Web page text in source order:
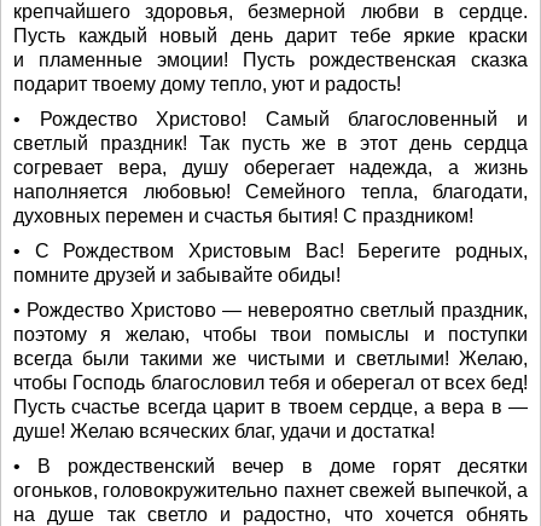
крепчайшего здоровья, безмерной любви в сердце.
Пусть каждый новый день дарит тебе яркие краски
и пламенные эмоции! Пусть рождественская сказка
подарит твоему дому тепло, уют и радость!
• Рождество Христово! Самый благословенный и
светлый праздник! Так пусть же в этот день сердца
согревает вера, душу оберегает надежда, а жизнь
наполняется любовью! Семейного тепла, благодати,
духовных перемен и счастья бытия! С праздником!
• С Рождеством Христовым Вас! Берегите родных,
помните друзей и забывайте обиды!
• Рождество Христово — невероятно светлый праздник,
поэтому я желаю, чтобы твои помыслы и поступки
всегда были такими же чистыми и светлыми! Желаю,
чтобы Господь благословил тебя и оберегал от всех бед!
Пусть счастье всегда царит в твоем сердце, а вера в —
душе! Желаю всяческих благ, удачи и достатка!
• В рождественский вечер в доме горят десятки
огоньков, головокружительно пахнет свежей выпечкой, а
на душе так светло и радостно, что хочется обнять